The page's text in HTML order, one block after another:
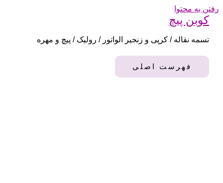
رفتن به محتوا
کوبن پیچ
تسمه نقاله / کرپی و زنجیر الواتور / رولیک / پیچ و مهره
فهرست اصلی